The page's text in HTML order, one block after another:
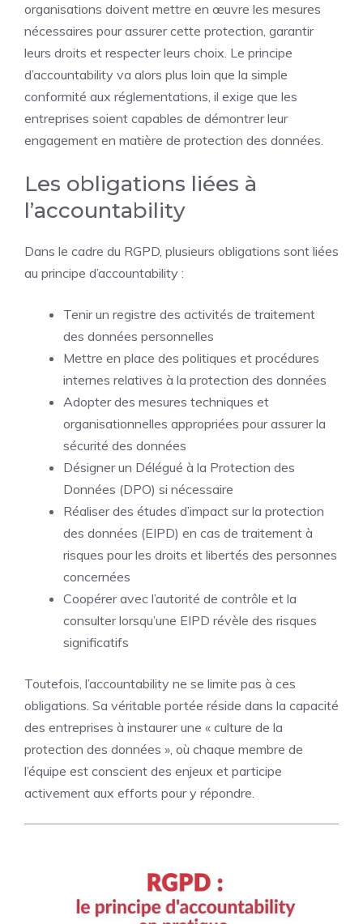
organisations doivent mettre en œuvre les mesures
nécessaires pour assurer cette protection, garantir
leurs droits et respecter leurs choix. Le principe
d’accountability va alors plus loin que la simple
conformité aux réglementations, il exige que les
entreprises soient capables de démontrer leur
engagement en matière de protection des données.
Les obligations liées à
l’accountability
Dans le cadre du RGPD, plusieurs obligations sont liées
au principe d’accountability :
Tenir un registre des activités de traitement
des données personnelles
Mettre en place des politiques et procédures
internes relatives à la protection des données
Adopter des mesures techniques et
organisationnelles appropriées pour assurer la
sécurité des données
Désigner un Délégué à la Protection des
Données (DPO) si nécessaire
Réaliser des études d’impact sur la protection
des données (EIPD) en cas de traitement à
risques pour les droits et libertés des personnes
concernées
Coopérer avec l’autorité de contrôle et la
consulter lorsqu’une EIPD révèle des risques
significatifs
Toutefois, l’accountability ne se limite pas à ces
obligations. Sa véritable portée réside dans la capacité
des entreprises à instaurer une « culture de la
protection des données », où chaque membre de
l’équipe est conscient des enjeux et participe
activement aux efforts pour y répondre.